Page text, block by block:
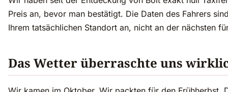
Preis an, bevor man bestätigt. Die Daten des Fahrers
Ihrem tatsächlichen Standort an, nicht an der nächsten
Das Wetter überraschte uns